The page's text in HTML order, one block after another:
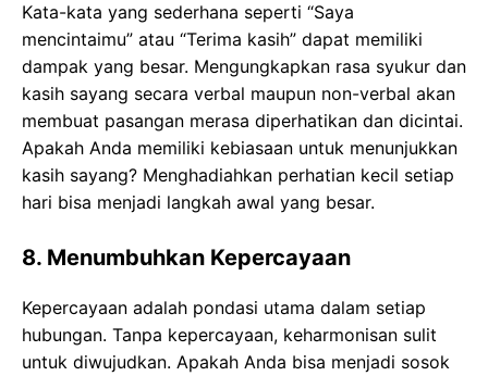
Kata-kata yang sederhana seperti “Saya
mencintaimu” atau “Terima kasih” dapat memiliki
dampak yang besar. Mengungkapkan rasa syukur dan
kasih sayang secara verbal maupun non-verbal akan
membuat pasangan merasa diperhatikan dan dicintai.
Apakah Anda memiliki kebiasaan untuk menunjukkan
kasih sayang? Menghadiahkan perhatian kecil setiap
hari bisa menjadi langkah awal yang besar.
8. Menumbuhkan Kepercayaan
Kepercayaan adalah pondasi utama dalam setiap
hubungan. Tanpa kepercayaan, keharmonisan sulit
untuk diwujudkan. Apakah Anda bisa menjadi sosok